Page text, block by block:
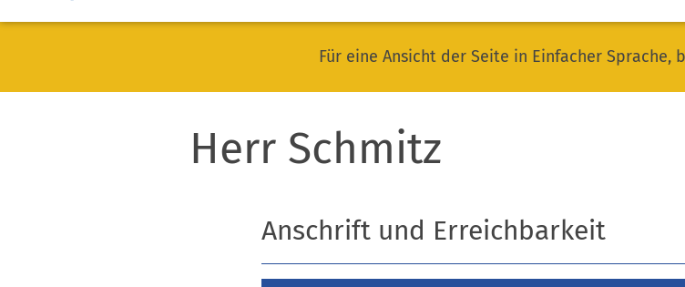
Für eine Ansicht der Seite in Einfacher
Herr Schmitz
Anschrift und Erreichbarkeit